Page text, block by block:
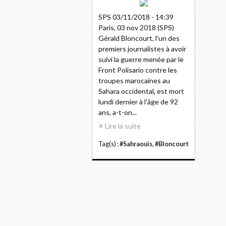
SPS 03/11/2018 - 14:39
Paris, 03 nov 2018 (SPS)
Gérald Bloncourt, l’un des
premiers journalistes à avoir
suivi la guerre menée par le
Front Polisario contre les
troupes marocaines au
Sahara occidental, est mort
lundi dernier à l'âge de 92
ans, a-t-on...
Lire la suite
Tag(s) :#Sahraouis, #Bloncourt